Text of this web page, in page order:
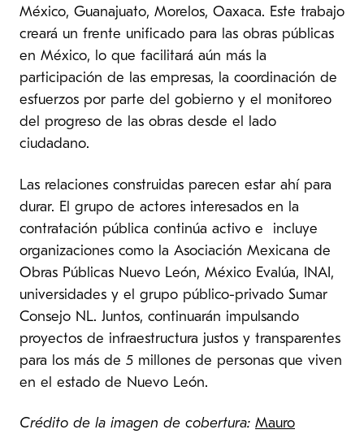
México, Guanajuato, Morelos, Oaxaca. Este trabajo
creará un frente unificado para las obras públicas
en México, lo que facilitará aún más la
participación de las empresas, la coordinación de
esfuerzos por parte del gobierno y el monitoreo
del progreso de las obras desde el lado
ciudadano.
Las relaciones construidas parecen estar ahí para
durar. El grupo de actores interesados en la
contratación pública continúa activo e incluye
organizaciones como la Asociación Mexicana de
Obras Públicas Nuevo León, México Evalúa, INAI,
universidades y el grupo público-privado Sumar
Consejo NL. Juntos, continuarán impulsando
proyectos de infraestructura justos y transparentes
para los más de 5 millones de personas que viven
en el estado de Nuevo León.
Crédito de la imagen de cobertura: Mauro